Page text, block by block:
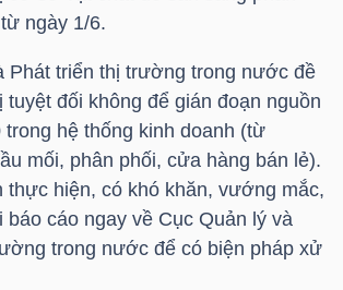
ngày 1/6.
Phát triển thị trường trong nước đề
tuyệt đối không để gián đoạn nguồn
trong hệ thống kinh doanh (từ
mối, phân phối, cửa hàng bán lẻ).
thực hiện, có khó khăn, vướng mắc,
báo cáo ngay về Cục Quản lý và
trong nước để có biện pháp xử